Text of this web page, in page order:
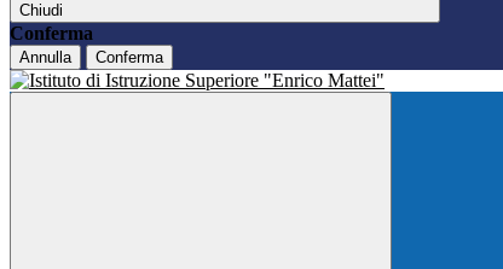
Chiudi
Conferma
Annulla Conferma